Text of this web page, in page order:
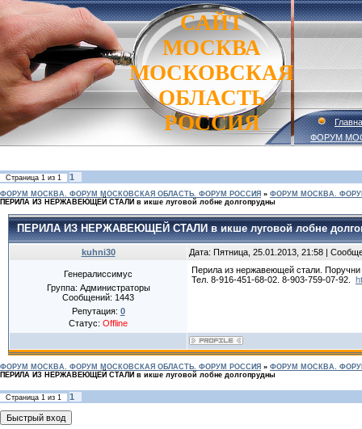
САЙТ
МОСКВА
МОСКОВСКАЯ
ОБЛАСТЬ
РОССИЯ
ФОРУМ
Страница 1 из 1 1
ФОРУМ МОСКВА. ФОРУМ МОСКОВСКАЯ ОБЛАСТЬ. ФОРУМ РОССИЯ » ФОРУМ МОСКВА.
ПЕРИЛА ИЗ НЕРЖАВЕЮЩЕЙ СТАЛИ в икше луговой лобне долгопрудны
ПЕРИЛА ИЗ НЕРЖАВЕЮЩЕЙ СТАЛИ в икше луговой лобне
kuhni30 Дата: Пятница, 25.01.2013, 21:58 |
Генералиссимус
Группа: Администраторы
Сообщений: 1443
Репутация: 0
Статус: Offline
Перила из нержавеющей стали.
Тел. 8-916-451-68-02. 8-903-759-07-92.
ФОРУМ МОСКВА. ФОРУМ МОСКОВСКАЯ ОБЛАСТЬ. ФОРУМ РОССИЯ » ФОРУМ МОСКВА.
ПЕРИЛА ИЗ НЕРЖАВЕЮЩЕЙ СТАЛИ в икше луговой лобне долгопрудны
Страница 1 из 1 1